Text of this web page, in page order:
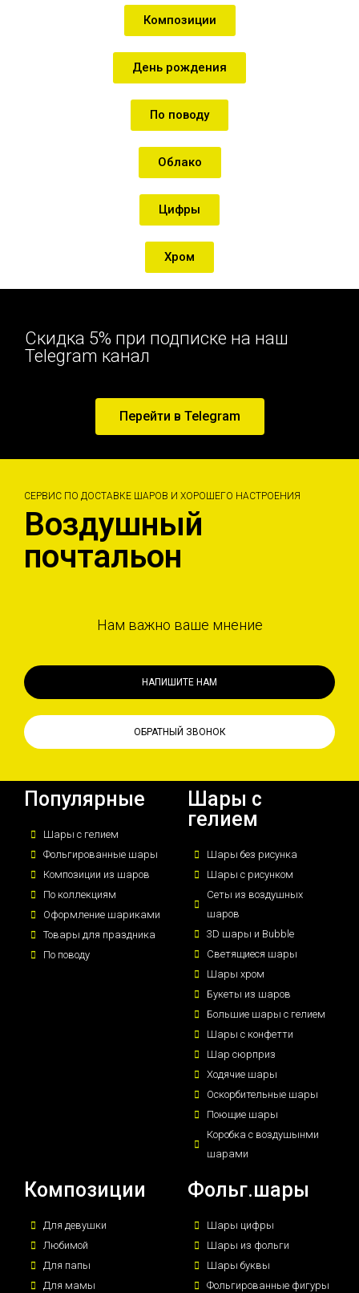
Композиции
День рождения
По поводу
Облако
Цифры
Хром
Скидка 5% при подписке на наш
Telegram канал
Перейти в Telegram
СЕРВИС ПО ДОСТАВКЕ ШАРОВ И ХОРОШЕГО НАСТРОЕНИЯ
Воздушный
почтальон
Нам важно ваше мнение
НАПИШИТЕ НАМ
ОБРАТНЫЙ ЗВОНОК
Популярные
Шары с гелием
Фольгированные шары
Композиции из шаров
По коллекциям
Оформление шариками
Товары для праздника
По поводу
Шары с
гелием
Шары без рисунка
Шары с рисунком
Сеты из воздушных
шаров
3D шары и Bubble
Светящиеся шары
Шары хром
Букеты из шаров
Большие шары с гелием
Шары с конфетти
Шар сюрприз
Ходячие шары
Оскорбительные шары
Поющие шары
Коробка с воздушынми
шарами
Композиции
Для девушки
Любимой
Для папы
Для мамы
Фольг.шары
Шары цифры
Шары из фольги
Шары буквы
Фольгированные фигуры